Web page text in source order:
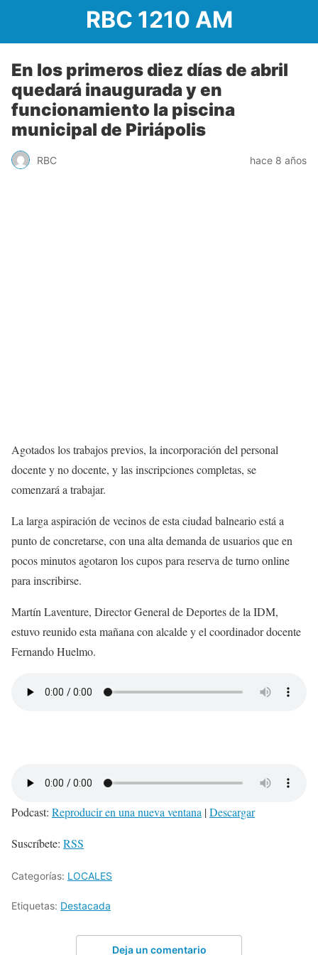
RBC 1210 AM
En los primeros diez días de abril
quedará inaugurada y en
funcionamiento la piscina
municipal de Piriápolis
RBC hace 8 años
Agotados los trabajos previos, la incorporación del personal
docente y no docente, y las inscripciones completas, se
comenzará a trabajar.
La larga aspiración de vecinos de esta ciudad balneario está a
punto de concretarse, con una alta demanda de usuarios que en
pocos minutos agotaron los cupos para reserva de turno online
para inscribirse.
Martín Laventure, Director General de Deportes de la IDM,
estuvo reunido esta mañana con alcalde y el coordinador docente
Fernando Huelmo.
Podcast: Reproducir en una nueva ventana |Descargar
Suscríbete: RSS
Categorías: LOCALES
Etiquetas: Destacada
Deja un comentario